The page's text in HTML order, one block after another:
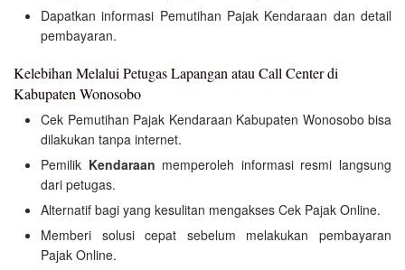
Dapatkan informasi Pemutihan Pajak Kendaraan dan detail
pembayaran.
Kelebihan Melalui Petugas Lapangan atau Call Center di
Kabupaten Wonosobo
Cek Pemutihan Pajak Kendaraan Kabupaten Wonosobo bisa
dilakukan tanpa internet.
Pemilik Kendaraan memperoleh informasi resmi langsung
dari petugas.
Alternatif bagi yang kesulitan mengakses Cek Pajak Online.
Memberi solusi cepat sebelum melakukan pembayaran
Pajak Online.